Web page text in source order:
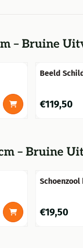
– Bruine
Beeld
Prijs: 119,50
€119,50
– Bruine
Prijs: 19,50
€19,50